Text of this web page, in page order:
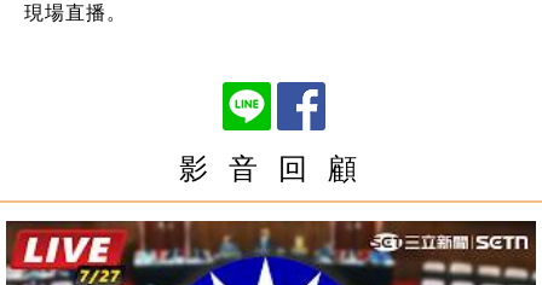
現場直播。
影 音 回 顧